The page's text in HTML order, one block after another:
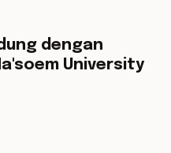
dengan
University